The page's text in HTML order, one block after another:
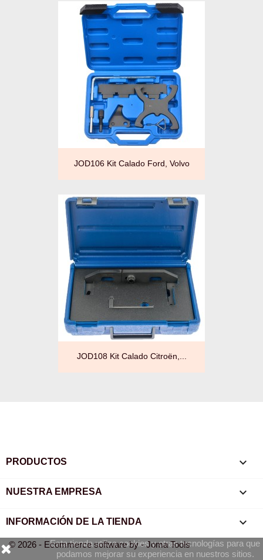
JOD106 Kit Calado Ford, Volvo
JOD108 Kit Calado Citroën,...
PRODUCTOS 
NUESTRA EMPRESA 
INFORMACIÓN DE LA TIENDA keyboard_arrow_down
Esta tienda utiliza cookies y otras tecnologías para que
podamos mejorar su experiencia en nuestros sitios.
© 2026 - Ecommerce software by - Joma Tools